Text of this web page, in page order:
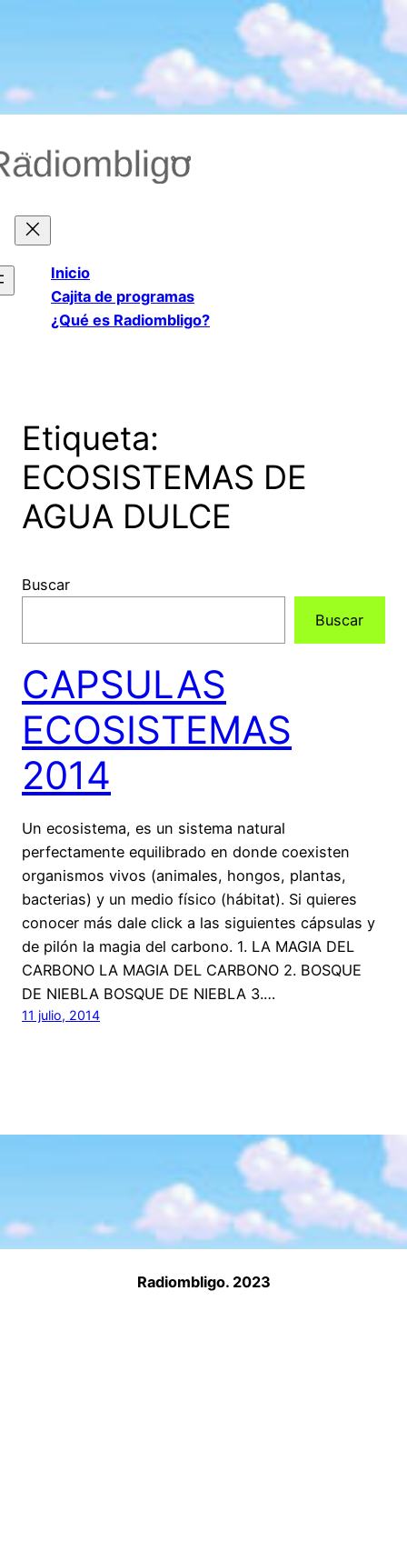
Inicio
Cajita de programas
¿Qué es Radiombligo?
Etiqueta:
ECOSISTEMAS DE
AGUA DULCE
Buscar
Buscar
CAPSULAS
ECOSISTEMAS
2014
Un ecosistema, es un sistema natural
perfectamente equilibrado en donde coexisten
organismos vivos (animales, hongos, plantas,
bacterias) y un medio físico (hábitat). Si quieres
conocer más dale click a las siguientes cápsulas y
de pilón la magia del carbono. 1. LA MAGIA DEL
CARBONO LA MAGIA DEL CARBONO 2. BOSQUE
DE NIEBLA BOSQUE DE NIEBLA 3.…
11 julio, 2014
Radiombligo. 2023